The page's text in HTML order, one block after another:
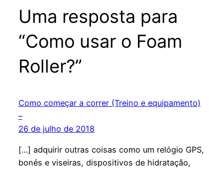
Uma resposta para
“Como usar o Foam
Roller?”
Como começar a correr (Treino e equipamento)
–
26 de julho de 2018
[…] adquirir outras coisas como um relógio GPS,
bonés e viseiras, dispositivos de hidratação,